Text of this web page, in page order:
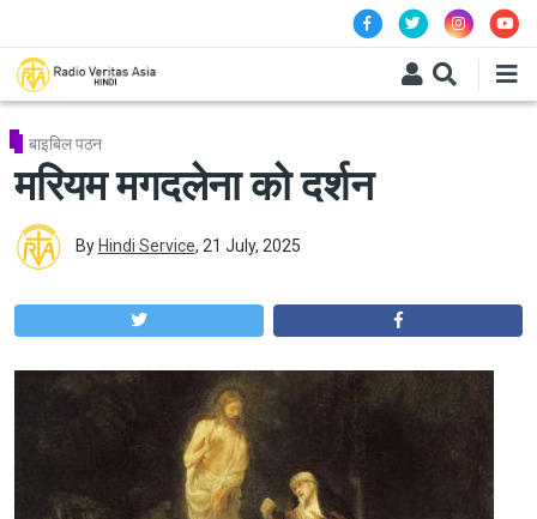
बाइबिल पठन
मरियम मगदलेना को दर्शन
By Hindi Service, 21 July, 2025